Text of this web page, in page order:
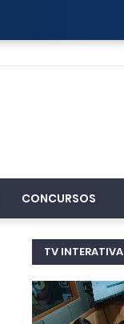
CONCURSOS
TV INTERATIVA